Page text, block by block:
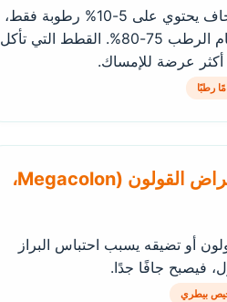
الطعام الجاف يحتوي على 5-10% رطوبة فقط،
بينما الطعام الرطب 75-80%. القطط التي تأكل
عرضة للإمساك.
رطبًا
🩺 5. أمراض القولون (Megacolon،
أو تضيقه يسبب احتباس البراز
فيصبح جافًا جدًا.
بيطري